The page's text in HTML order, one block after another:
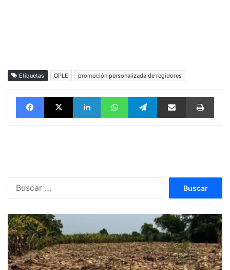
Etiquetas OPLE promoción personalizada de regidores
FacebookX LinkedInWhatsAppTelegramvía email